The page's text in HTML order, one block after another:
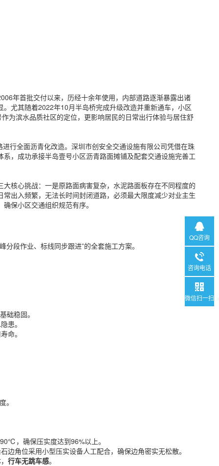
年首批交付以来，历经十余年使用，内部道路逐渐暴露出诸
尤其随着2022年10月半岛桥完成升级改造并重新通车，小区
为滨水品质社区的定位，更影响居民的日常出行体验与居住舒
行全面沥青化改造。深圳市创安全交通设施有限公司凭借在珠
，成功承接半岛壹号小区沥青路面摊铺及配套交通设施完善工
核心挑战：一是原路面病害复杂，水泥路面板存在不同程度的
出入频繁，无法长时间封闭道路，必须最大限度减少对业主生
保小区交通组织规范有序。
段作业、标线同步跟进”的全套施工方案。
础稳固。
患。
命。
。
，确保压实度达到96%以上。
角位采用小型压实设备人工配合，确保边角密实无松散。
行车无跳车感。
QQ咨询
咨询电话
微信扫一扫